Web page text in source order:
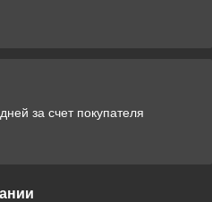
за счет покупателя